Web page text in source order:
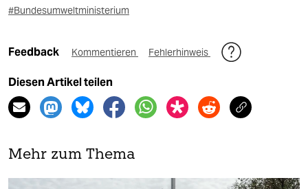
#Bundesumweltministerium
Feedback Kommentieren Fehlerhinweis
Diesen Artikel teilen
Mehr zum Thema